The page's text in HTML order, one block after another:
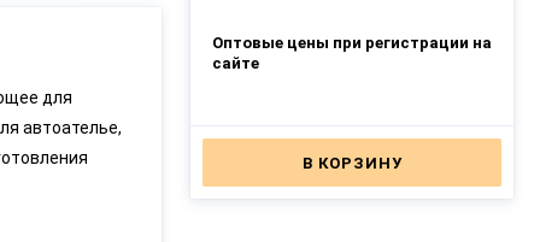
Оптовые цены при регистрации на
сайте
В КОРЗИНУ
для
автоателье,